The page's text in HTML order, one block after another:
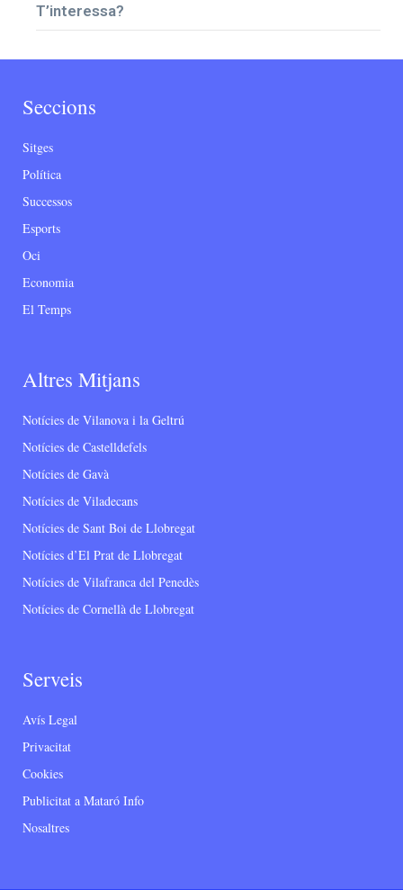
T’interessa?
Seccions
Sitges
Política
Successos
Esports
Oci
Economia
El Temps
Altres Mitjans
Notícies de Vilanova i la Geltrú
Notícies de Castelldefels
Notícies de Gavà
Notícies de Viladecans
Notícies de Sant Boi de Llobregat
Notícies d’El Prat de Llobregat
Notícies de Vilafranca del Penedès
Notícies de Cornellà de Llobregat
Serveis
Avís Legal
Privacitat
Cookies
Publicitat a Mataró Info
Nosaltres